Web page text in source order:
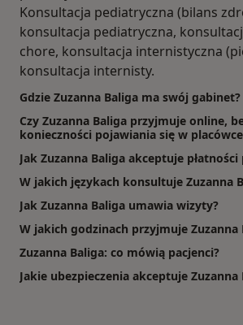
Konsultacja pediatryczna (bilans
konsultacja pediatryczna,
chore, konsultacja internistyczna
konsultacja internisty.
Gdzie Zuzanna Baliga ma swój gabinet?
Czy Zuzanna Baliga przyjmuje online,
konieczności pojawiania się w
Jak Zuzanna Baliga akceptuje płatności
W jakich językach konsultuje Zuzanna
Jak Zuzanna Baliga umawia wizyty?
W jakich godzinach przyjmuje Zuzanna
Zuzanna Baliga: co mówią pacjenci?
Jakie ubezpieczenia akceptuje Zuzanna